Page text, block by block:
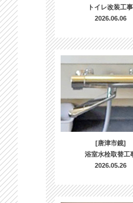
トイレ改装工事
2026.06.06
[唐津市鏡]
浴室水栓取替工
2026.05.26